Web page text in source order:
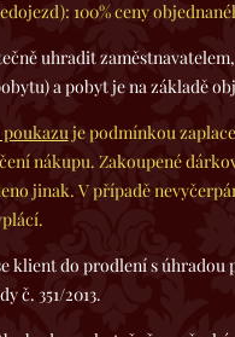
100% ceny
uhradit
a pobyt je na základě
je podmínkou
nákupu. Zakoupené
jinak. V případě
s úhradou platby
č. 351/2013.